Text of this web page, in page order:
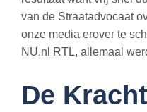
van de Straatadvocaat
onze media erover te
NU.nl RTL, allemaal
De